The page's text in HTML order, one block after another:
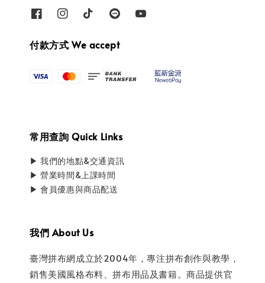
付款方式 We accept
常用查詢 Quick Links
▶ 我們的地點&交通資訊
▶ 營業時間&上課時間
▶ 會員優惠與商品配送
我們 About Us
臺灣拼布網成立於2004年，專注拼布創作與教學，
銷售美國風格布料、拼布用品及書籍。商品提供官